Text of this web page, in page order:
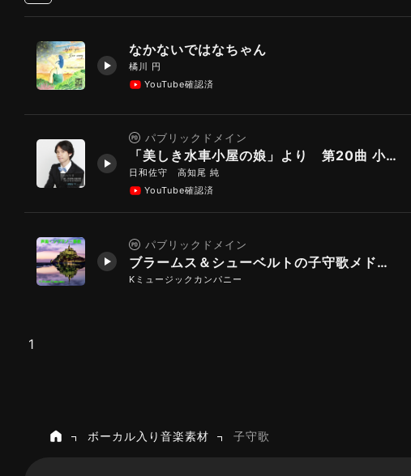
なかないではなちゃん
橘川 円
YouTube確認済
パブリックドメイン
「美しき水車小屋の娘」より 第20曲 小川の子守歌
日和佐守 高知尾 純
YouTube確認済
パブリックドメイン
ブラームス＆シューベルトの子守歌メドレー
Kミュージックカンパニー
1
ホームボーカル入り音楽素材 子守歌